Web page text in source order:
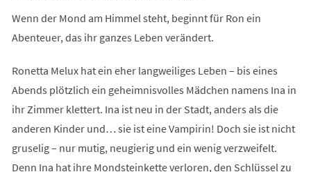
Wenn der Mond am Himmel steht, beginnt für Ron ein
Abenteuer, das ihr ganzes Leben verändert.
Ronetta Melux hat ein eher langweiliges Leben – bis eines
Abends plötzlich ein geheimnisvolles Mädchen namens Ina in
ihr Zimmer klettert. Ina ist neu in der Stadt, anders als die
anderen Kinder und… sie ist eine Vampirin! Doch sie ist nicht
gruselig – nur mutig, neugierig und ein wenig verzweifelt.
Denn Ina hat ihre Mondsteinkette verloren, den Schlüssel zu